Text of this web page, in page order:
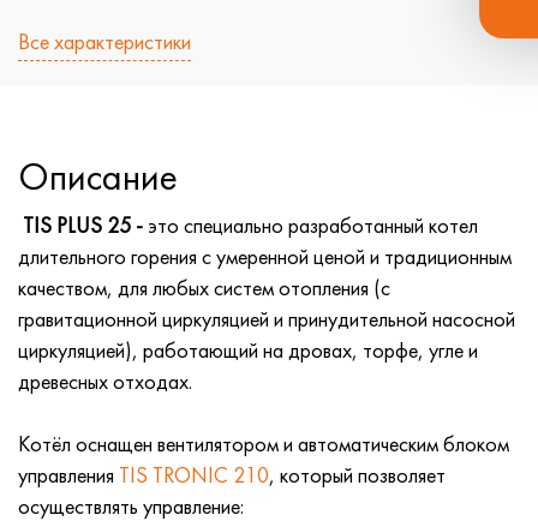
Все характеристики
Описание
TIS PLUS 25 - это специально разработанный котел
длительного горения с умеренной ценой и традиционным
качеством, для любых систем отопления (с
гравитационной циркуляцией и принудительной насосной
циркуляцией), работающий на дровах, торфе, угле и
древесных отходах.
Котёл оснащен вентилятором и автоматическим блоком
управления
TIS TRONIC 210, который позволяет
осуществлять управление: